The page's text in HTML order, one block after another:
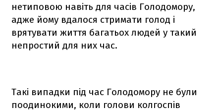
нетиповою навіть для часів Голодомору,
адже йому вдалося стримати голод і
врятувати життя багатьох людей у такий
непростий для них час.
Такі випадки під час Голодомору не були
поодинокими, коли голови колгоспів